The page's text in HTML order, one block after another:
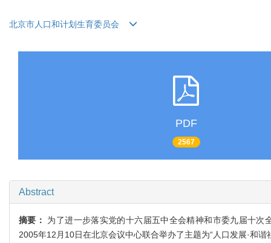
北京市人口和计划生育委员会
PDF
2567
Abstract
摘要： 为了进一步落实党的十六届五中全会精神和市委九届十
2005年12月10日在北京会议中心联合举办了主题为“人口发展·和